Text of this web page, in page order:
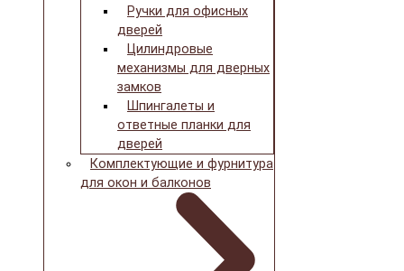
Ручки для офисных
дверей
Цилиндровые
механизмы для дверных
замков
Шпингалеты и
ответные планки для
дверей
Комплектующие и фурнитура
для окон и балконов